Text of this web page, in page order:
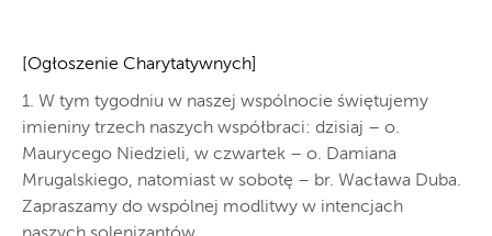
[Ogłoszenie Charytatywnych]
1. W tym tygodniu w naszej wspólnocie świętujemy
imieniny trzech naszych współbraci: dzisiaj – o.
Maurycego Niedzieli, w czwartek – o. Damiana
Mrugalskiego, natomiast w sobotę – br. Wacława Duba.
Zapraszamy do wspólnej modlitwy w intencjach